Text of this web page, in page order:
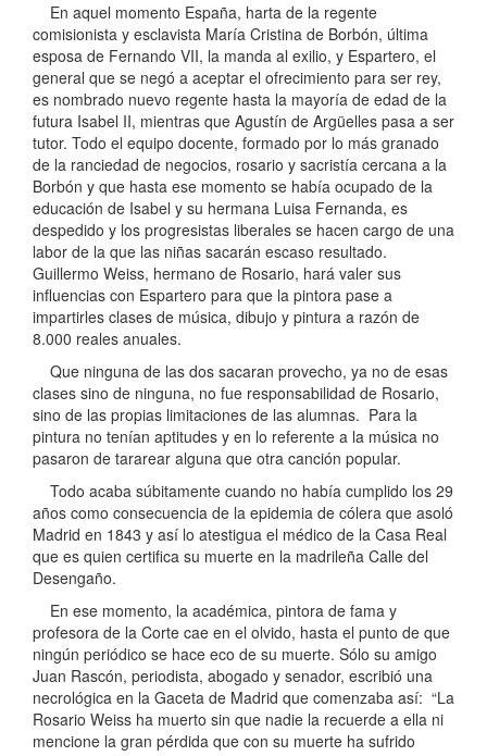
En aquel momento España, harta de la regente
comisionista y esclavista María Cristina de Borbón, última
esposa de Fernando VII, la manda al exilio, y Espartero, el
general que se negó a aceptar el ofrecimiento para ser rey,
es nombrado nuevo regente hasta la mayoría de edad de la
futura Isabel II, mientras que Agustín de Argüelles pasa a ser
tutor. Todo el equipo docente, formado por lo más granado
de la ranciedad de negocios, rosario y sacristía cercana a la
Borbón y que hasta ese momento se había ocupado de la
educación de Isabel y su hermana Luisa Fernanda, es
despedido y los progresistas liberales se hacen cargo de una
labor de la que las niñas sacarán escaso resultado.
Guillermo Weiss, hermano de Rosario, hará valer sus
influencias con Espartero para que la pintora pase a
impartirles clases de música, dibujo y pintura a razón de
8.000 reales anuales.
Que ninguna de las dos sacaran provecho, ya no de esas
clases sino de ninguna, no fue responsabilidad de Rosario,
sino de las propias limitaciones de las alumnas. Para la
pintura no tenían aptitudes y en lo referente a la música no
pasaron de tararear alguna que otra canción popular.
Todo acaba súbitamente cuando no había cumplido los 29
años como consecuencia de la epidemia de cólera que asoló
Madrid en 1843 y así lo atestigua el médico de la Casa Real
que es quien certifica su muerte en la madrileña Calle del
Desengaño.
En ese momento, la académica, pintora de fama y
profesora de la Corte cae en el olvido, hasta el punto de que
ningún periódico se hace eco de su muerte. Sólo su amigo
Juan Rascón, periodista, abogado y senador, escribió una
necrológica en la Gaceta de Madrid que comenzaba así: “La
Rosario Weiss ha muerto sin que nadie la recuerde a ella ni
mencione la gran pérdida que con su muerte ha sufrido